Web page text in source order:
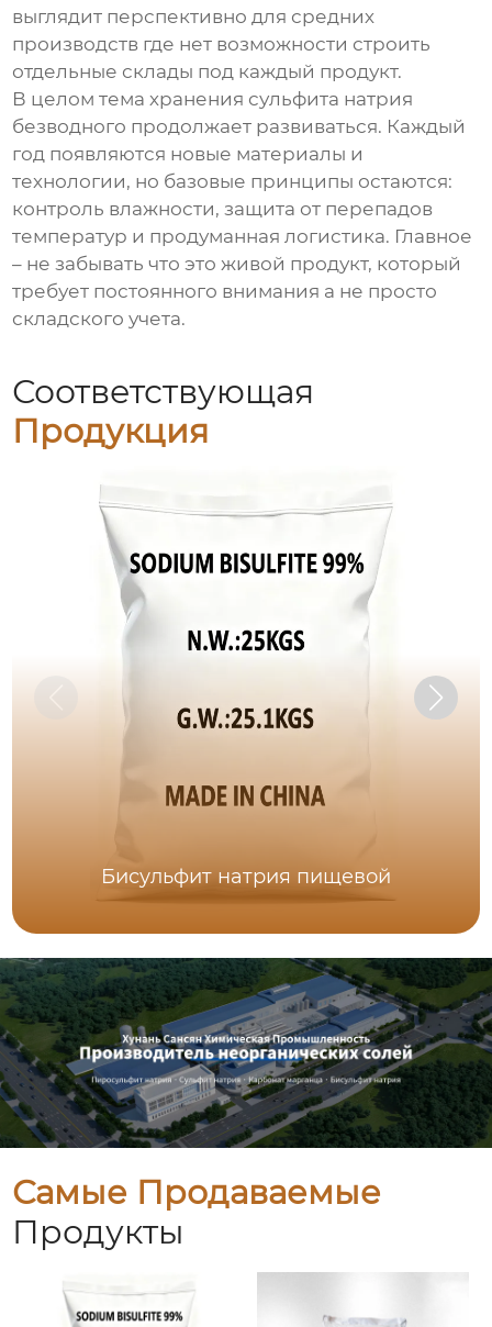
выглядит перспективно для средних
производств где нет возможности строить
отдельные склады под каждый продукт.
В целом тема хранения сульфита натрия
безводного продолжает развиваться. Каждый
год появляются новые материалы и
технологии, но базовые принципы остаются:
контроль влажности, защита от перепадов
температур и продуманная логистика. Главное
– не забывать что это живой продукт, который
требует постоянного внимания а не просто
складского учета.
Соответствующая
Продукция
Бисульфит натрия пищевой
Самые Продаваемые
Продукты